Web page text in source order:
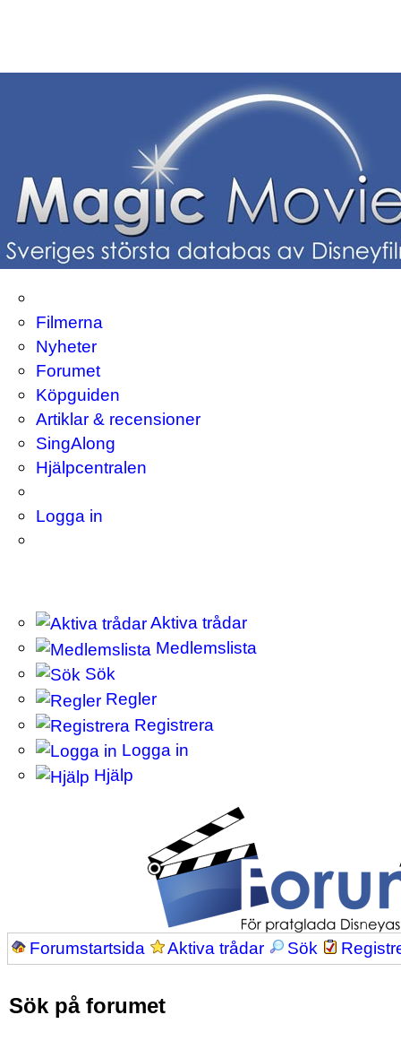
Filmerna
Nyheter
Forumet
Köpguiden
Artiklar & recensioner
SingAlong
Hjälpcentralen
Logga in
Aktiva trådar
Medlemslista
Sök
Regler
Registrera
Logga in
Hjälp
Forumstartsida Aktiva trådar Sök
Sök på forumet